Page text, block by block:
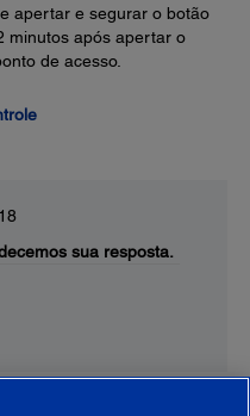
apertar e segurar o botão
minutos após apertar o
de acesso.
sua resposta.